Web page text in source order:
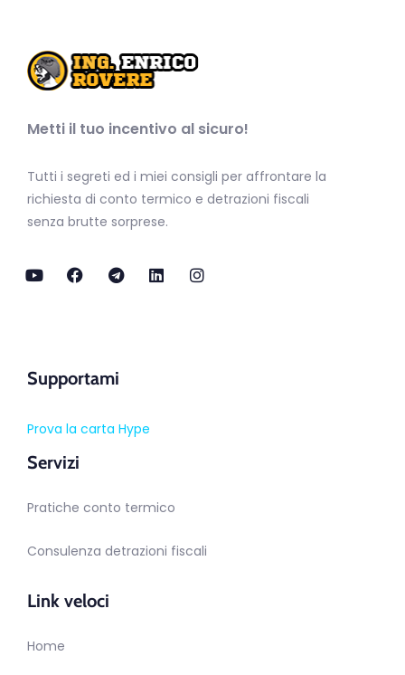
Metti il tuo incentivo al sicuro!
Tutti i segreti ed i miei consigli per affrontare la
richiesta di conto termico e detrazioni fiscali
senza brutte sorprese.
Supportami
Prova la carta Hype
Servizi
Pratiche conto termico
Consulenza detrazioni fiscali
Link veloci
Home